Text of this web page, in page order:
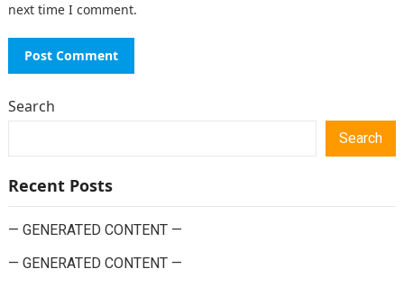
next time I comment.
Search
Search
Recent Posts
— GENERATED CONTENT —
— GENERATED CONTENT —